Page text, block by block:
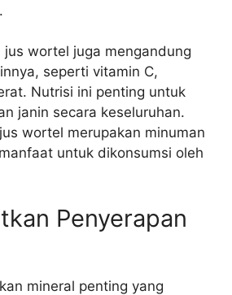
jus wortel juga mengandung
seperti vitamin C,
Nutrisi ini penting untuk
janin secara keseluruhan.
wortel merupakan minuman
untuk dikonsumsi oleh
Penyerapan
mineral penting yang